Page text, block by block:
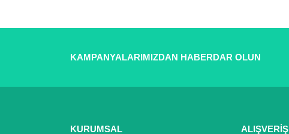
KAMPANYALARIMIZDAN HABERDAR OLUN
KURUMSAL ALIŞVERİŞ